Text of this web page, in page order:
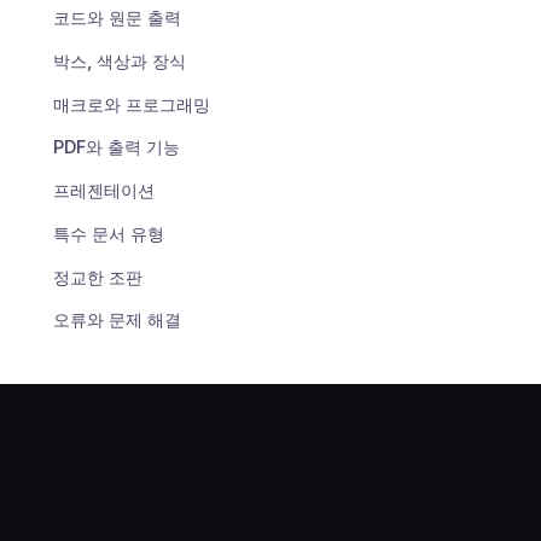
코드와 원문 출력
박스, 색상과 장식
매크로와 프로그래밍
PDF와 출력 기능
프레젠테이션
특수 문서 유형
정교한 조판
오류와 문제 해결